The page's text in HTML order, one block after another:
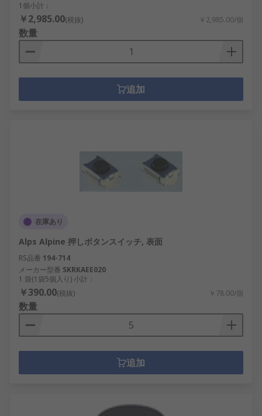
1個小計：
￥2,985.00(税抜) ￥2,985.00/個
数量
追加
在庫あり
Alps Alpine 押しボタンスイッチ, 表面
RS品番 194-714
メーカー型番 SKRKAEE020
1 袋(1袋5個入り) 小計：
￥390.00(税抜) ￥78.00/個
数量
追加